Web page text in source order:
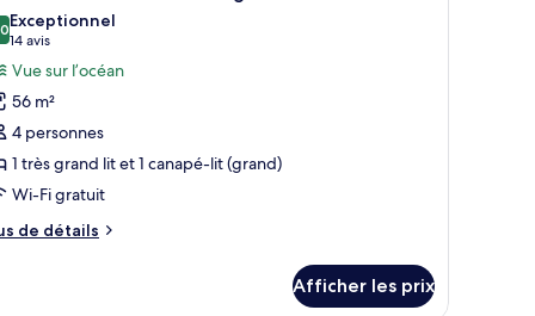
:
sur 10
Exceptionnel
14 avis
(14 avis)
Vue sur l’océan
56 m²
4 personnes
1 très grand lit et 1 canapé-lit (grand)
Wi-Fi gratuit
de détails
Afficher les prix